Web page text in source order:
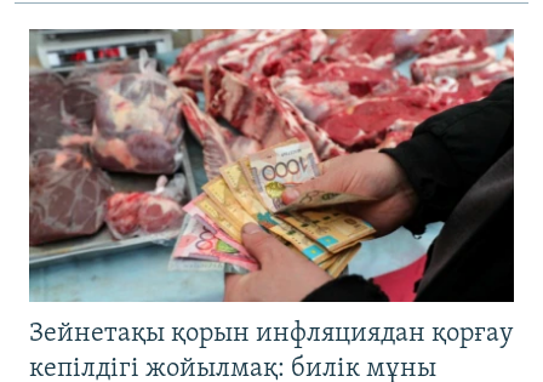
Зейнетақы қорын инфляциядан қорғау
кепілдігі жойылмақ: билік мұны